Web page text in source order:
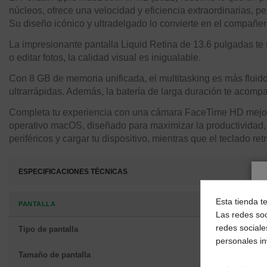
núcleos, ofrece una velocidad y eficiencia extraordinarias,
Su diseño icónico y ultradelgado lo convierte en el
La impresionante pantalla Liquid Retina de 13.6 pulgadas
o editar fotos, la calidad visual es inigualable.
Con 8 GB de memoria unificada, el multitasking es más
ultrarrápidas. Además, la batería de larga duración te
Completa tu experiencia con una cámara FaceTime HD
operativo macOS, diseñado para maximizar la
periféricos y cargar tu dispositivo, mientras que el teclado
ESPECIFICACIONES TÉCNICAS
PANTALLA
Tipo de pantalla
Tamaño de pantalla
Esta tienda
Las redes
redes
personales